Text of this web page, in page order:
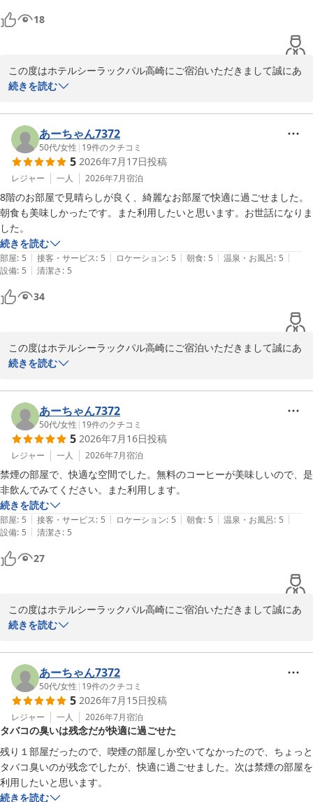
18
この度はホテルシーラックパル高崎にご宿泊いただきまして誠にあ
りがとうございます。
これからもさらなる設備・サービスの向上に努めて参りますので、
またお近くにお越しの機会がございましたらホテルシーラックパル
高崎をよろしくお願い致します。
またのお越しをお待ち致しております。
ホテルシーラックパル高崎 支配人
ホテル シーラックパル高崎
2026-07-27
続きを読む
あーちゃん7372
50代/女性 | 19件のクチコミ
5 2026年7月17日投稿
レジャー 一人 2026年7月宿泊
8階のお部屋で見晴らしが良く、綺麗なお部屋で快適に過ごせました。
朝食も美味しかったです。また利用したいと思います。お世話になりま
した。
続きを読む
部屋: 5 | 接客・サービス: 5 | ロケーション: 5 | 朝食: 5 | 温泉・お風呂: 5 |
設備: 5 | 清潔さ: 5
34
この度はホテルシーラックパル高崎にご宿泊いただきまして誠にあ
りがとうございます。
また、高いご評価と温かいお言葉を頂戴しましたことに重ねてお礼
申し上げます。
いつまでもお選びいただけるホテルであり続けられるよう、これか
らも一層のサービス向上に努めて参りますので、今後ともホテルシ
ーラックパル高崎をよろしくお願い致します。
またのお越しをお待ち致しております。
ホテルシーラックパル高崎　支配人
ホテル シーラックパル高崎
続きを読む
あーちゃん7372
50代/女性 | 19件のクチコミ
5 2026年7月16日投稿
レジャー 一人 2026年7月宿泊
禁煙の部屋で、快適な空間でした。無料のコーヒーが美味しいので、是
非飲んでみてください。また利用します。
続きを読む
部屋: 5 | 接客・サービス: 5 | ロケーション: 5 | 朝食: 5 | 温泉・お風呂: 5 |
設備: 5 | 清潔さ: 5
27
この度はホテルシーラックパル高崎にご宿泊いただきまして誠にあ
りがとうございます。
これからもさらなる設備・サービスの向上に努めて参りますので、
またお近くにお越しの機会がございましたらホテルシーラックパル
高崎をよろしくお願い致します。
またのお越しをお待ち致しております。
ホテルシーラックパル高崎　支配人
ホテル シーラックパル高崎
2026-07-23
続きを読む
あーちゃん7372
50代/女性 | 19件のクチコミ
5 2026年7月15日投稿
レジャー 一人 2026年7月宿泊
タバコの臭いは残念だが快適に過ごせた
残り１部屋だったので、喫煙の部屋しか空いてなかったので、ちょっと
タバコ臭いのが残念でしたが、快適に過ごせました。次は禁煙の部屋を
利用したいと思います。
続きを読む